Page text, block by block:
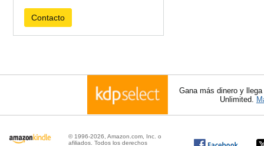
Contacto
Gana más dinero y
Unlimited.
© 1996-2026, Amazon.com, Inc. o
afiliados. Todos los derechos